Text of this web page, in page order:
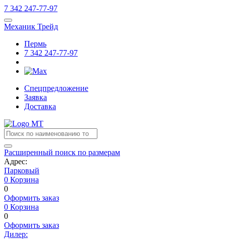
7 342 247-77-97
Механик Трейд
Пермь
7 342 247-77-97
Спецпредложение
Заявка
Доставка
Расширенный поиск по размерам
Адрес:
Парковый
0 Корзина
0
Оформить заказ
0 Корзина
0
Оформить заказ
Дилер: